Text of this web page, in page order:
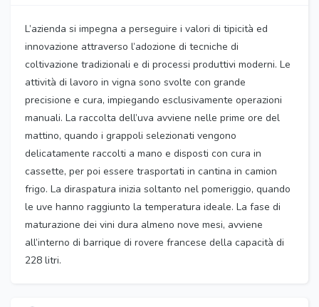
L’azienda si impegna a perseguire i valori di tipicità ed
innovazione attraverso l’adozione di tecniche di
coltivazione tradizionali e di processi produttivi moderni. Le
attività di lavoro in vigna sono svolte con grande
precisione e cura, impiegando esclusivamente operazioni
manuali. La raccolta dell’uva avviene nelle prime ore del
mattino, quando i grappoli selezionati vengono
delicatamente raccolti a mano e disposti con cura in
cassette, per poi essere trasportati in cantina in camion
frigo. La diraspatura inizia soltanto nel pomeriggio, quando
le uve hanno raggiunto la temperatura ideale. La fase di
maturazione dei vini dura almeno nove mesi, avviene
all’interno di barrique di rovere francese della capacità di
228 litri.